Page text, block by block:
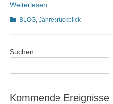
Weiterlesen …
Kategorien
BLOG Jahresrückblick
Suchen
Kommende Ereignisse